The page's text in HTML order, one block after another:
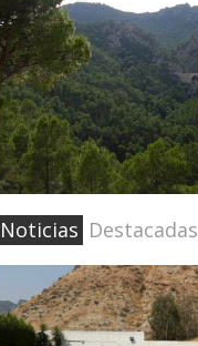
Noticias Destacadas